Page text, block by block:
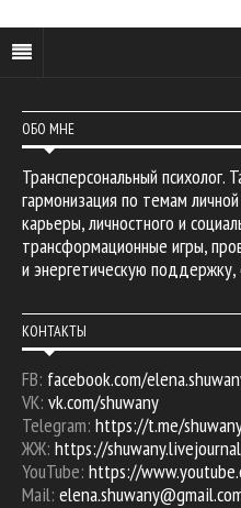
ОБО МНЕ
Трансперсональный психолог.
гармонизация по темам
карьеры, личностного и
трансформационные игры,
и энергетическую
КОНТАКТЫ
FB: facebook.com/
VK: vk.com/shuwany
Telegram: https://t.me/
ЖЖ: https://
YouTube: https://
Mail: